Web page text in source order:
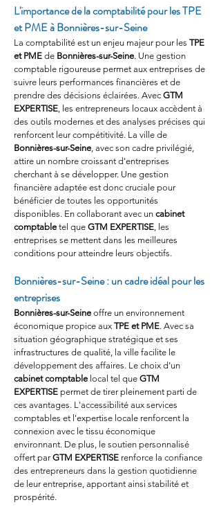
L'importance de la comptabilité pour les TPE
et PME à Bonnières-sur-Seine
La comptabilité est un enjeu majeur pour les TPE
et PME de Bonnières-sur-Seine. Une gestion
comptable rigoureuse permet aux entreprises de
suivre leurs performances financières et de
prendre des décisions éclairées. Avec GTM
EXPERTISE, les entrepreneurs locaux accèdent à
des outils modernes et des analyses précises qui
renforcent leur compétitivité. La ville de
Bonnières-sur-Seine, avec son cadre privilégié,
attire un nombre croissant d'entreprises
cherchant à se développer. Une gestion
financière adaptée est donc cruciale pour
bénéficier de toutes les opportunités
disponibles. En collaborant avec un cabinet
comptable tel que GTM EXPERTISE, les
entreprises se mettent dans les meilleures
conditions pour atteindre leurs objectifs.
Bonnières-sur-Seine : un cadre idéal pour les
entreprises
Bonnières-sur-Seine offre un environnement
économique propice aux TPE et PME. Avec sa
situation géographique stratégique et ses
infrastructures de qualité, la ville facilite le
développement des affaires. Le choix d'un
cabinet comptable local tel que GTM
EXPERTISE permet de tirer pleinement parti de
ces avantages. L'accessibilité aux services
comptables et l'expertise locale renforcent la
connexion avec le tissu économique
environnant. De plus, le soutien personnalisé
offert par GTM EXPERTISE renforce la confiance
des entrepreneurs dans la gestion quotidienne
de leur entreprise, apportant ainsi stabilité et
prospérité.